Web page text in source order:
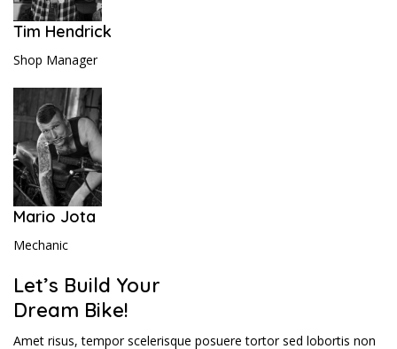
Tim Hendrick
Shop Manager
Mario Jota
Mechanic
Let’s Build Your
Dream Bike!
Amet risus, tempor scelerisque posuere tortor sed lobortis non